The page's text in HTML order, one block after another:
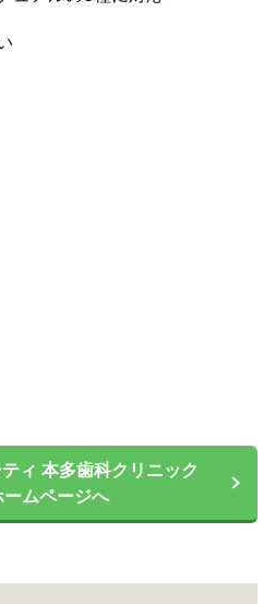
ィ 本多歯科クリニック
ムページへ